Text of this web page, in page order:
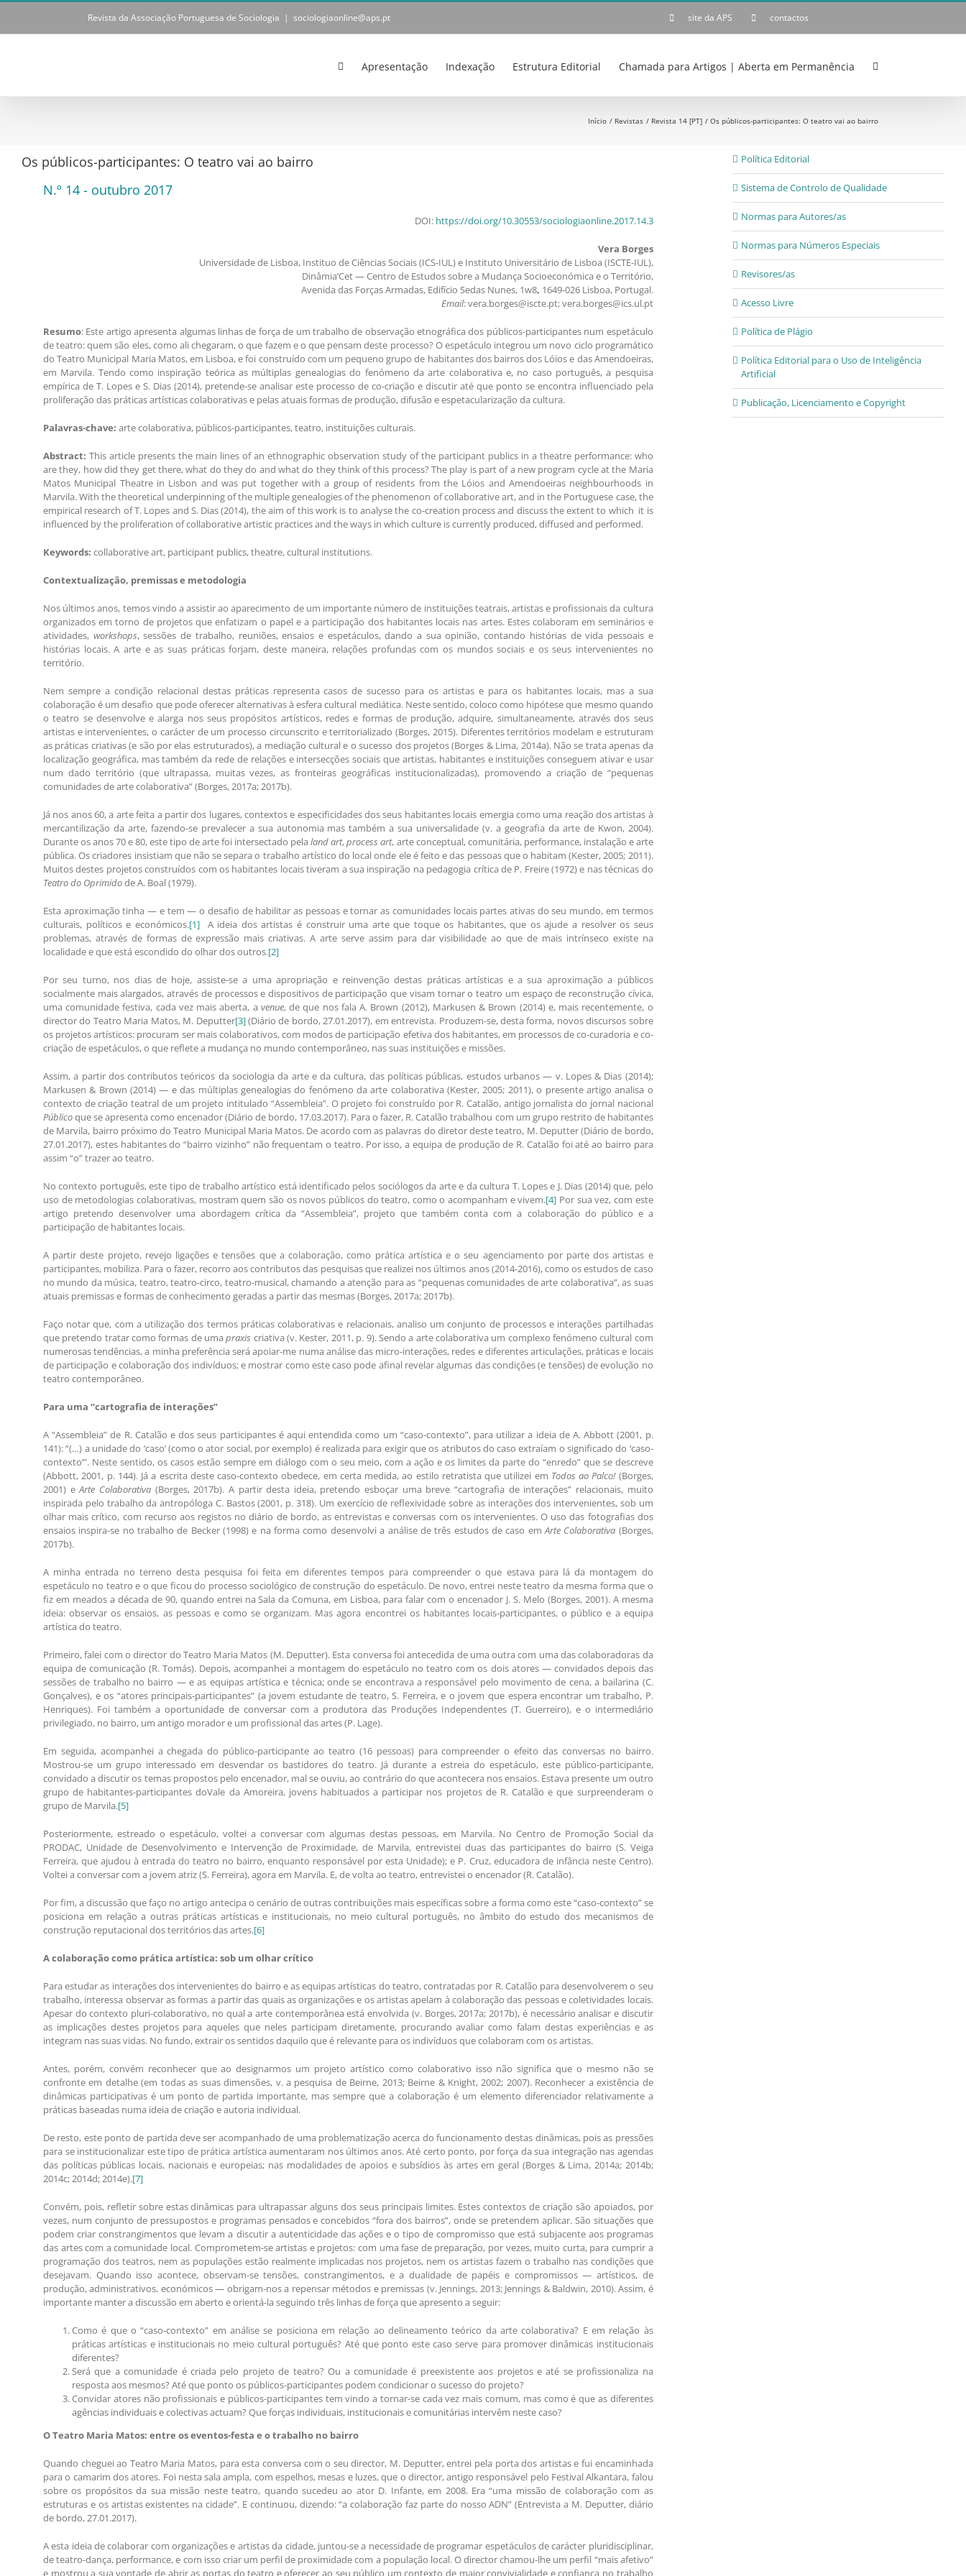
Skip
content
Revista da Associação Portuguesa de Sociologia | sociologiaonline@aps.pt site da APS contactos
Apresentação Indexação Estrutura Editorial Chamada para Artigos | Aberta em Permanência
Início Revistas Revista 14 [PT] Os públicos-participantes: O teatro vai ao bairro
Os públicos-participantes: O teatro vai ao bairro
N.º 14 - outubro 2017
DOI: https://doi.org/10.30553/sociologiaonline.2017.14.3
Vera Borges
Universidade de Lisboa, Instituo de Ciências Sociais (ICS-IUL) e Instituto Universitário de Lisboa (ISCTE-IUL),
Dinâmia’Cet — Centro de Estudos sobre a Mudança Socioeconómica e o Território,
Avenida das Forças Armadas, Edifício Sedas Nunes, 1w8, 1649-026 Lisboa, Portugal.
Email: vera.borges@iscte.pt; vera.borges@ics.ul.pt
Resumo: Este artigo apresenta algumas linhas de força de um trabalho de observação etnográfica dos públicos-participantes num espetáculo
de teatro: quem são eles, como ali chegaram, o que fazem e o que pensam deste processo? O espetáculo integrou um novo ciclo programático
do Teatro Municipal Maria Matos, em Lisboa, e foi construído com um pequeno grupo de habitantes dos bairros dos Lóios e das Amendoeiras,
em Marvila. Tendo como inspiração teórica as múltiplas genealogias do fenómeno da arte colaborativa e, no caso português, a pesquisa
empírica de T. Lopes e S. Dias (2014), pretende-se analisar este processo de co-criação e discutir até que ponto se encontra influenciado pela
proliferação das práticas artísticas colaborativas e pelas atuais formas de produção, difusão e espetacularização da cultura.
Palavras-chave: arte colaborativa, públicos-participantes, teatro, instituições culturais.
Abstract: This article presents the main lines of an ethnographic observation study of the participant publics in a theatre performance: who
are they, how did they get there, what do they do and what do they think of this process? The play is part of a new program cycle at the Maria
Matos Municipal Theatre in Lisbon and was put together with a group of residents from the Lóios and Amendoeiras neighbourhoods in
Marvila. With the theoretical underpinning of the multiple genealogies of the phenomenon of collaborative art, and in the Portuguese case, the
empirical research of T. Lopes and S. Dias (2014), the aim of this work is to analyse the co-creation process and discuss the extent to which it is
influenced by the proliferation of collaborative artistic practices and the ways in which culture is currently produced, diffused and performed.
Keywords: collaborative art, participant publics, theatre, cultural institutions.
Contextualização, premissas e metodologia
Nos últimos anos, temos vindo a assistir ao aparecimento de um importante número de instituições teatrais, artistas e profissionais da cultura
organizados em torno de projetos que enfatizam o papel e a participação dos habitantes locais nas artes. Estes colaboram em seminários e
atividades, workshops, sessões de trabalho, reuniões, ensaios e espetáculos, dando a sua opinião, contando histórias de vida pessoais e
histórias locais. A arte e as suas práticas forjam, deste maneira, relações profundas com os mundos sociais e os seus intervenientes no
território.
Nem sempre a condição relacional destas práticas representa casos de sucesso para os artistas e para os habitantes locais, mas a sua
colaboração é um desafio que pode oferecer alternativas à esfera cultural mediática. Neste sentido, coloco como hipótese que mesmo quando
o teatro se desenvolve e alarga nos seus propósitos artísticos, redes e formas de produção, adquire, simultaneamente, através dos seus
artistas e intervenientes, o carácter de um processo circunscrito e territorializado (Borges, 2015). Diferentes territórios modelam e estruturam
as práticas criativas (e são por elas estruturados), a mediação cultural e o sucesso dos projetos (Borges & Lima, 2014a). Não se trata apenas da
localização geográfica, mas também da rede de relações e intersecções sociais que artistas, habitantes e instituições conseguem ativar e usar
num dado território (que ultrapassa, muitas vezes, as fronteiras geográficas institucionalizadas), promovendo a criação de “pequenas
comunidades de arte colaborativa” (Borges, 2017a; 2017b).
Já nos anos 60, a arte feita a partir dos lugares, contextos e especificidades dos seus habitantes locais emergia como uma reação dos artistas à
mercantilização da arte, fazendo-se prevalecer a sua autonomia mas também a sua universalidade (v. a geografia da arte de Kwon, 2004).
Durante os anos 70 e 80, este tipo de arte foi intersectado pelaland art,process art, arte conceptual, comunitária, performance, instalação e arte
pública. Os criadores insistiam que não se separa o trabalho artístico do local onde ele é feito e das pessoas que o habitam (Kester, 2005; 2011).
Muitos destes projetos construídos com os habitantes locais tiveram a sua inspiração na pedagogia crítica de P. Freire (1972) e nas técnicas do
Teatro do Oprimidode A. Boal (1979).
Esta aproximação tinha — e tem — o desafio de habilitar as pessoas e tornar as comunidades locais partes ativas do seu mundo, em termos
culturais, políticos e económicos.[1]A ideia dos artistas é construir uma arte que toque os habitantes, que os ajude a resolver os seus
problemas, através de formas de expressão mais criativas. A arte serve assim para dar visibilidade ao que de mais intrínseco existe na
localidade e que está escondido do olhar dos outros.[2]
Por seu turno, nos dias de hoje, assiste-se a uma apropriação e reinvenção destas práticas artísticas e a sua aproximação a públicos
socialmente mais alargados, através de processos e dispositivos de participação que visam tornar o teatro um espaço de reconstrução cívica,
uma comunidade festiva, cada vez mais aberta, a venue, de que nos fala A. Brown (2012), Markusen & Brown (2014) e, mais recentemente, o
director do Teatro Maria Matos, M. Deputter[3](Diário de bordo, 27.01.2017), em entrevista. Produzem-se, desta forma, novos discursos sobre
os projetos artísticos: procuram ser mais colaborativos, com modos de participação efetiva dos habitantes, em processos de co-curadoria e co-
criação de espetáculos, o que reflete a mudança no mundo contemporâneo, nas suas instituições e missões.
Assim, a partir dos contributos teóricos da sociologia da arte e da cultura, das políticas públicas, estudos urbanos — v. Lopes & Dias (2014);
Markusen & Brown (2014) — e das múltiplas genealogias do fenómeno da arte colaborativa (Kester, 2005; 2011), o presente artigo analisa o
contexto de criação teatral de um projeto intitulado “Assembleia”. O projeto foi construído por R. Catalão, antigo jornalista do jornal nacional
Públicoque se apresenta como encenador (Diário de bordo, 17.03.2017). Para o fazer, R. Catalão trabalhou com um grupo restrito de habitantes
de Marvila, bairro próximo do Teatro Municipal Maria Matos. De acordo com as palavras do diretor deste teatro, M. Deputter (Diário de bordo,
27.01.2017), estes habitantes do “bairro vizinho” não frequentam o teatro. Por isso, a equipa de produção de R. Catalão foi até ao bairro para
assim “o” trazer ao teatro.
No contexto português, este tipo de trabalho artístico está identificado pelos sociólogos da arte e da cultura T. Lopes e J. Dias (2014) que, pelo
uso de metodologias colaborativas, mostram quem são os novos públicos do teatro, como o acompanham e vivem.[4] Por sua vez, com este
artigo pretendo desenvolver uma abordagem crítica da “Assembleia”, projeto que também conta com a colaboração do público e a
participação de habitantes locais.
A partir deste projeto, revejo ligações e tensões que a colaboração, como prática artística e o seu agenciamento por parte dos artistas e
participantes, mobiliza. Para o fazer, recorro aos contributos das pesquisas que realizei nos últimos anos (2014-2016), como os estudos de caso
no mundo da música, teatro, teatro-circo, teatro-musical, chamando a atenção para as “pequenas comunidades de arte colaborativa”, as suas
atuais premissas e formas de conhecimento geradas a partir das mesmas (Borges, 2017a; 2017b).
Faço notar que, com a utilização dos termos práticas colaborativas e relacionais, analiso um conjunto de processos e interações partilhadas
que pretendo tratar como formas de umapraxis criativa (v. Kester, 2011, p. 9). Sendo a arte colaborativa um complexo fenómeno cultural com
numerosas tendências, a minha preferência será apoiar-me numa análise das micro-interações, redes e diferentes articulações, práticas e locais
de participação e colaboração dos indivíduos; e mostrar como este caso pode afinal revelar algumas das condições (e tensões) de evolução no
teatro contemporâneo.
Para uma “cartografia de interações”
A “Assembleia” de R. Catalão e dos seus participantes é aqui entendida como um “caso-contexto”, para utilizar a ideia de A. Abbott (2001, p.
141): “(…) a unidade do ‘caso’ (como o ator social, por exemplo) é realizada para exigir que os atributos do caso extraíam o significado do ‘caso-
contexto’”. Neste sentido, os casos estão sempre em diálogo com o seu meio, com a ação e os limites da parte do “enredo” que se descreve
(Abbott, 2001, p. 144). Já a escrita deste caso-contexto obedece, em certa medida, ao estilo retratista que utilizei em Todos ao Palco!(Borges,
2001) eArte Colaborativa(Borges, 2017b). A partir desta ideia, pretendo esboçar uma breve “cartografia de interações” relacionais, muito
inspirada pelo trabalho da antropóloga C. Bastos (2001, p. 318). Um exercício de reflexividade sobre as interações dos intervenientes, sob um
olhar mais crítico, com recurso aos registos no diário de bordo, as entrevistas e conversas com os intervenientes. O uso das fotografias dos
ensaios inspira-se no trabalho de Becker (1998) e na forma como desenvolvi a análise de três estudos de caso emArte Colaborativa (Borges,
2017b).
A minha entrada no terreno desta pesquisa foi feita em diferentes tempos para compreender o que estava para lá da montagem do
espetáculo no teatro e o que ficou do processo sociológico de construção do espetáculo. De novo, entrei neste teatro da mesma forma que o
fiz em meados a década de 90, quando entrei na Sala da Comuna, em Lisboa, para falar com o encenador J. S. Melo (Borges, 2001). A mesma
ideia: observar os ensaios, as pessoas e como se organizam. Mas agora encontrei os habitantes locais-participantes, o público e a equipa
artística do teatro.
Primeiro, falei com o director do Teatro Maria Matos (M. Deputter). Esta conversa foi antecedida de uma outra com uma das colaboradoras da
equipa de comunicação (R. Tomás). Depois, acompanhei a montagem do espetáculo no teatro com os dois atores — convidados depois das
sessões de trabalho no bairro — e as equipas artística e técnica; onde se encontrava a responsável pelo movimento de cena, a bailarina (C.
Gonçalves), e os “atores principais-participantes” (a jovem estudante de teatro, S. Ferreira, e o jovem que espera encontrar um trabalho, P.
Henriques). Foi também a oportunidade de conversar com a produtora das Produções Independentes (T. Guerreiro), e o intermediário
privilegiado, no bairro, um antigo morador e um profissional das artes (P. Lage).
Em seguida, acompanhei a chegada do público-participante ao teatro (16 pessoas) para compreender o efeito das conversas no bairro.
Mostrou-se um grupo interessado em desvendar os bastidores do teatro. Já durante a estreia do espetáculo, este público-participante,
convidado a discutir os temas propostos pelo encenador, mal se ouviu, ao contrário do que acontecera nos ensaios. Estava presente um outro
grupo de habitantes-participantes doVale da Amoreira, jovens habituados a participar nos projetos de R. Catalão e que surpreenderam o
grupo de Marvila.[5]
Posteriormente, estreado o espetáculo, voltei a conversar com algumas destas pessoas, em Marvila. No Centro de Promoção Social da
PRODAC, Unidade de Desenvolvimento e Intervenção de Proximidade, de Marvila, entrevistei duas das participantes do bairro (S. Veiga
Ferreira, que ajudou à entrada do teatro no bairro, enquanto responsável por esta Unidade); e P. Cruz, educadora de infância neste Centro).
Voltei a conversar com a jovem atriz (S. Ferreira), agora em Marvila. E, de volta ao teatro, entrevistei o encenador (R. Catalão).
Por fim, a discussão que faço no artigo antecipa o cenário de outras contribuições mais específicas sobre a forma como este “caso-contexto” se
posiciona em relação a outras práticas artísticas e institucionais, no meio cultural português, no âmbito do estudo dos mecanismos de
construção reputacional dos territórios das artes.[6]
A colaboração como prática artística: sob um olhar crítico
Para estudar as interações dos intervenientes do bairro e as equipas artísticas do teatro, contratadas por R. Catalão para desenvolverem o seu
trabalho, interessa observar as formas a partir das quais as organizações e os artistas apelam à colaboração das pessoas e coletividades locais.
Apesar do contexto pluri-colaborativo, no qual a arte contemporânea está envolvida (v. Borges, 2017a; 2017b), é necessário analisar e discutir
as implicações destes projetos para aqueles que neles participam diretamente, procurando avaliar como falam destas experiências e as
integram nas suas vidas. No fundo, extrair os sentidos daquilo que é relevante para os indivíduos que colaboram com os artistas.
Antes, porém, convém reconhecer que ao designarmos um projeto artístico como colaborativo isso não significa que o mesmo não se
confronte em detalhe (em todas as suas dimensões, v. a pesquisa de Beirne, 2013; Beirne & Knight, 2002; 2007). Reconhecer a existência de
dinâmicas participativas é um ponto de partida importante, mas sempre que a colaboração é um elemento diferenciador relativamente a
práticas baseadas numa ideia de criação e autoria individual.
De resto, este ponto de partida deve ser acompanhado de uma problematização acerca do funcionamento destas dinâmicas, pois as pressões
para se institucionalizar este tipo de prática artística aumentaram nos últimos anos. Até certo ponto, por força da sua integração nas agendas
das políticas públicas locais, nacionais e europeias; nas modalidades de apoios e subsídios às artes em geral (Borges & Lima, 2014a; 2014b;
2014c; 2014d; 2014e).[7]
Convém, pois, refletir sobre estas dinâmicas para ultrapassar alguns dos seus principais limites. Estes contextos de criação são apoiados, por
vezes, num conjunto de pressupostos e programas pensados e concebidos “fora dos bairros”, onde se pretendem aplicar. São situações que
podem criar constrangimentos que levam a discutir a autenticidade das ações e o tipo de compromisso que está subjacente aos programas
das artes com a comunidade local. Comprometem-se artistas e projetos: com uma fase de preparação, por vezes, muito curta, para cumprir a
programação dos teatros, nem as populações estão realmente implicadas nos projetos, nem os artistas fazem o trabalho nas condições que
desejavam. Quando isso acontece, observam-se tensões, constrangimentos, e a dualidade de papéis e compromissos — artísticos, de
produção, administrativos, económicos — obrigam-nos a repensar métodos e premissas (v. Jennings, 2013; Jennings & Baldwin, 2010). Assim, é
importante manter a discussão em aberto e orientá-la seguindo três linhas de força que apresento a seguir:
Como é que o “caso-contexto” em análise se posiciona em relação ao delineamento teórico da arte colaborativa? E em relação às
práticas artísticas e institucionais no meio cultural português? Até que ponto este caso serve para promover dinâmicas institucionais
diferentes?
Será que a comunidade é criada pelo projeto de teatro? Ou a comunidade é preexistente aos projetos e até se profissionaliza na
resposta aos mesmos? Até que ponto os públicos-participantes podem condicionar o sucesso do projeto?
Convidar atores não profissionais e públicos-participantes tem vindo a tornar-se cada vez mais comum, mas como é que as diferentes
agências individuais e colectivas actuam? Que forças individuais, institucionais e comunitárias intervêm neste caso?
O Teatro Maria Matos: entre os eventos-festa e o trabalho no bairro
Quando cheguei ao Teatro Maria Matos, para esta conversa com o seu director, M. Deputter, entrei pela porta dos artistas e fui encaminhada
para o camarim dos atores. Foi nesta sala ampla, com espelhos, mesas e luzes, que o director, antigo responsável pelo Festival Alkantara, falou
sobre os propósitos da sua missão neste teatro, quando sucedeu ao ator D. Infante, em 2008. Era “uma missão de colaboração com as
estruturas e os artistas existentes na cidade”. E continuou, dizendo: “a colaboração faz parte do nosso ADN” (Entrevista a M. Deputter, diário
de bordo, 27.01.2017).
A esta ideia de colaborar com organizações e artistas da cidade, juntou-se a necessidade de programar espetáculos de carácter pluridisciplinar,
de teatro-dança, performance, e com isso criar um perfil de proximidade com a população local. O director chamou-lhe um perfil “mais afetivo”
e mostrou a sua vontade de abrir as portas do teatro e oferecer ao seu público um contexto de maior convivialidade e confiança no trabalho
Política Editorial
Sistema de Controlo de Qualidade
Normas para Autores/as
Normas para Números Especiais
Revisores/as
Acesso Livre
Política de Plágio
Política Editorial para o Uso de Inteligência
Artificial
Publicação, Licenciamento e Copyright